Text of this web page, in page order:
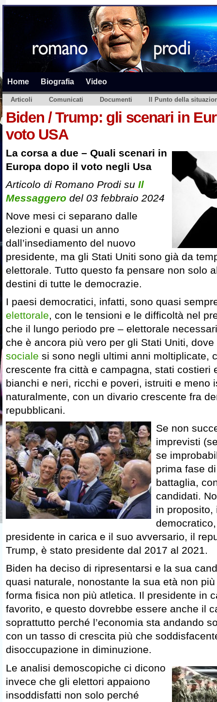
Home Biografia Video
Articoli Comunicati Documenti Il Punto della
Biden / Trump: gli scenari in
voto USA
La corsa a due – Quali scenari in
Europa dopo il voto negli Usa
Articolo di Romano Prodi su Il
Messaggero del 03 febbraio 2024
Nove mesi ci separano dalle
elezioni e quasi un anno
dall’insediamento del nuovo
presidente, ma gli Stati Uniti sono già da
elettorale. Tutto questo fa pensare non solo
destini di tutte le democrazie.
I paesi democratici, infatti, sono quasi
elettorale, con le tensioni e le difficoltà nel
che il lungo periodo pre – elettorale
che è ancora più vero per gli Stati Uniti,
sociale si sono negli ultimi anni moltiplicate,
crescente fra città e campagna, stati costieri
bianchi e neri, ricchi e poveri, istruiti e meno
naturalmente, con un divario crescente fra
repubblicani.
Se non
imprevisti
se
prima fase
battaglia,
candidati.
in proposito,
presidente in carica e il suo avversario, il
Trump, è stato presidente dal 2017 al 2021.
Biden ha deciso di ripresentarsi e la sua
quasi naturale, nonostante la sua età non
forma fisica non più atletica. Il presidente in
favorito, e questo dovrebbe essere anche il
soprattutto perché l’economia sta andando
con un tasso di crescita più che
disoccupazione in diminuzione.
Le analisi demoscopiche ci dicono
invece che gli elettori appaiono
insoddisfatti non solo perché